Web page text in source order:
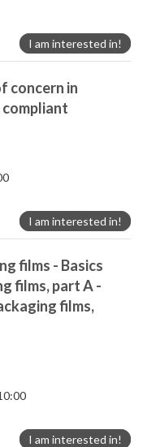
I am interested in!
concern in
compliant
I am interested in!
films - Basics
films, part A -
films,
I am interested in!